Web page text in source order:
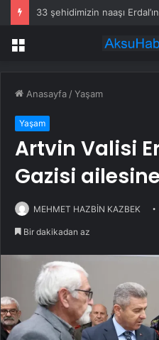
33 şehidimizin naaşı
Menü
Anasayfa /Yaşam
Yaşam
Artvin Valisi
Gazisi
MEHMET HAZBİN KAZBEK
Bir dakikadan az